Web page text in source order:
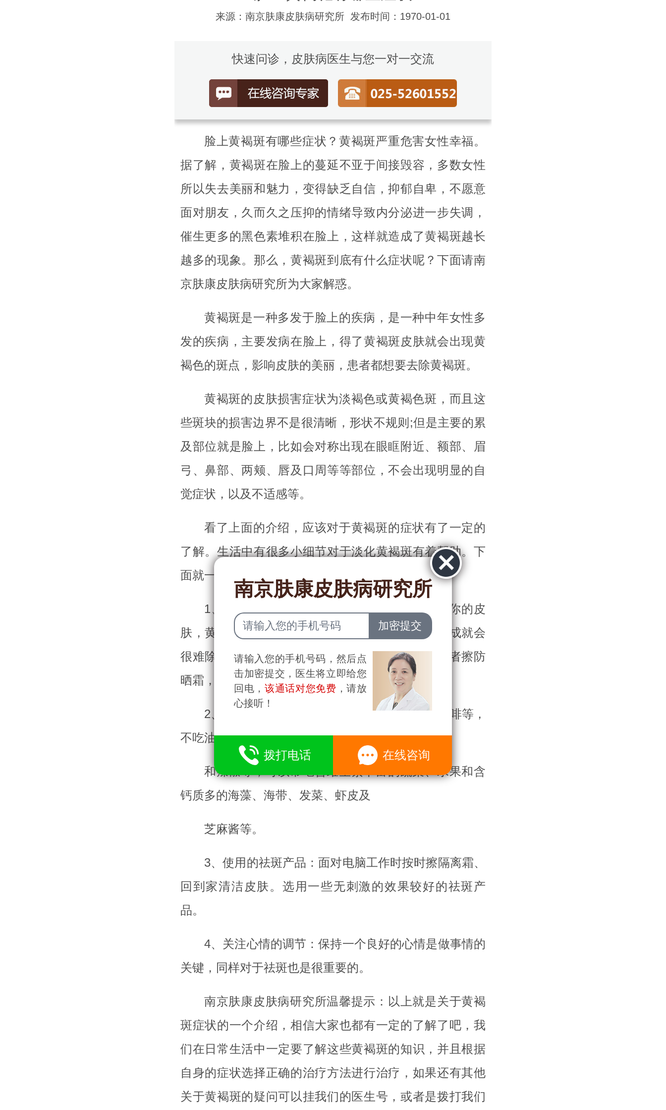
来源：南京肤康皮肤病研究所 发布时间：1970-01-01
快速问诊，皮肤病医生与您一对一交流
脸上黄褐斑有哪些症状？黄褐斑严重危害女性幸福。
据了解，黄褐斑在脸上的蔓延不亚于间接毁容，多数女性
所以失去美丽和魅力，变得缺乏自信，抑郁自卑，不愿意
面对朋友，久而久之压抑的情绪导致内分泌进一步失调，
催生更多的黑色素堆积在脸上，这样就造成了黄褐斑越长
越多的现象。那么，黄褐斑到底有什么症状呢？下面请南
京肤康皮肤病研究所为大家解惑。
黄褐斑是一种多发于脸上的疾病，是一种中年女性多
发的疾病，主要发病在脸上，得了黄褐斑皮肤就会出现黄
褐色的斑点，影响皮肤的美丽，患者都想要去除黄褐斑。
黄褐斑的皮肤损害症状为淡褐色或黄褐色斑，而且这
些斑块的损害边界不是很清晰，形状不规则;但是主要的累
及部位就是脸上，比如会对称出现在眼眶附近、额部、眉
弓、鼻部、两颊、唇及口周等等部位，不会出现明显的自
觉症状，以及不适感等。
看了上面的介绍，应该对于黄褐斑的症状有了一定的
了解。生活中有很多小细节对于淡化黄褐斑有着帮助。下
面就一起来看看吧。
1、关注防晒：强烈的紫外线和阳光会伤害到你的皮
肤，黄褐斑是由于皮肤内层的色素所致的，一旦形成就会
很难除去。所以外出时，要戴遮阳帽、打遮阳伞或者擦防
晒霜，好好保护一下你的脸部皮肤。
2、关注饮食：少饮或不饮含色素多的浓茶，咖啡等，
不吃油腻不易消化和刺激性强的食物
和辣椒等，可以常吃含维生素丰富的蔬菜、水果和含
钙质多的海藻、海带、发菜、虾皮及
芝麻酱等。
3、使用的祛斑产品：面对电脑工作时按时擦隔离霜、
回到家清洁皮肤。选用一些无刺激的效果较好的祛斑产
品。
4、关注心情的调节：保持一个良好的心情是做事情的
关键，同样对于祛斑也是很重要的。
南京肤康皮肤病研究所温馨提示：以上就是关于黄褐
斑症状的一个介绍，相信大家也都有一定的了解了吧，我
们在日常生活中一定要了解这些黄褐斑的知识，并且根据
自身的症状选择正确的治疗方法进行治疗，如果还有其他
关于黄褐斑的疑问可以挂我们的医生号，或者是拨打我们
南京肤康皮肤病研究所
请输入您的手机号码，然后点
击加密提交，医生将立即给您
回电， 该通话对您免费 ，请放
心接听！
拨打电话 在线咨询